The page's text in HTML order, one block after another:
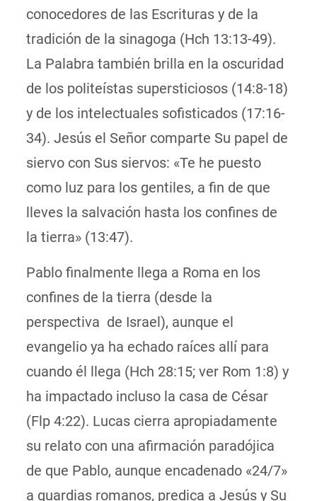
conocedores de las Escrituras y de la
tradición de la sinagoga (Hch 13:13-49).
La Palabra también brilla en la oscuridad
de los politeístas supersticiosos (14:8-18)
y de los intelectuales sofisticados (17:16-
34). Jesús el Señor comparte Su papel de
siervo con Sus siervos: «Te he puesto
como luz para los gentiles, a fin de que
lleves la salvación hasta los confines de
la tierra» (13:47).
Pablo finalmente llega a Roma en los
confines de la tierra (desde la
perspectiva de Israel), aunque el
evangelio ya ha echado raíces allí para
cuando él llega (Hch 28:15; ver Rom 1:8) y
ha impactado incluso la casa de César
(Flp 4:22). Lucas cierra apropiadamente
su relato con una afirmación paradójica
de que Pablo, aunque encadenado «24/7»
a guardias romanos, predica a Jesús y Su